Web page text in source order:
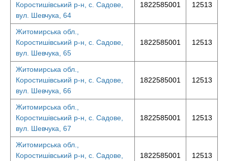
Коростишівський р-н, с. Садове,
вул. Шевчука, 64
1822585001 12513
Житомирська обл.,
Коростишівський р-н, с. Садове,
вул. Шевчука, 65
1822585001 12513
Житомирська обл.,
Коростишівський р-н, с. Садове,
вул. Шевчука, 66
1822585001 12513
Житомирська обл.,
Коростишівський р-н, с. Садове,
вул. Шевчука, 67
1822585001 12513
Житомирська обл.,
Коростишівський р-н, с. Садове,
1822585001 12513